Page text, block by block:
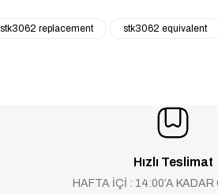
stk3062 replacement stk3062 equivalent
Hızlı Teslimat
HAFTA İÇİ : 14:00’A KADAR